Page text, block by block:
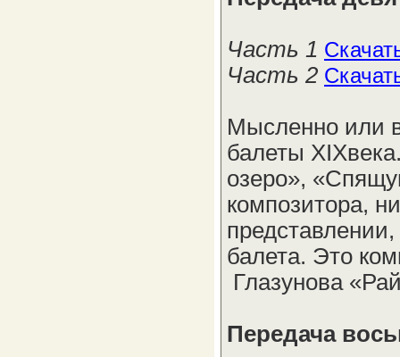
Часть 1
Часть 2
Мысленно или
балеты
озеро»,
композитора,
балета. Это
Глазунова
Передача